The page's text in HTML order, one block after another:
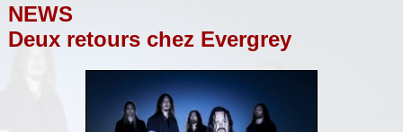
NEWS
Deux retours chez Evergrey